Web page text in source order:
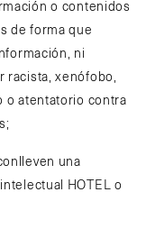
o contenidos
de forma que
ni
racista, xenófobo,
o atentatorio contra
una
HOTEL o